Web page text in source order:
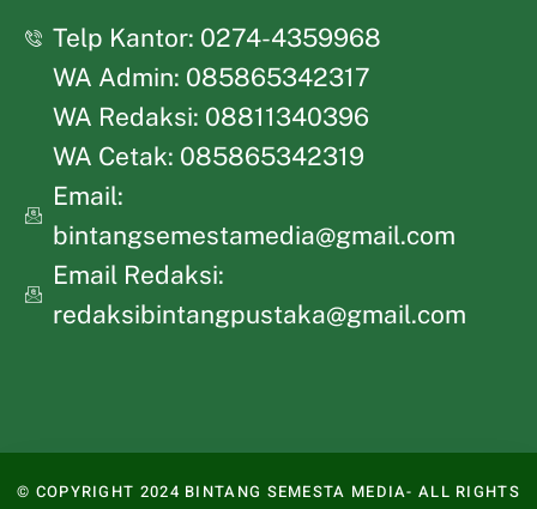
Telp Kantor: 0274-4359968
WA Admin: 085865342317
WA Redaksi: 08811340396
WA Cetak: 085865342319
Email:
bintangsemestamedia@gmail.com
Email Redaksi:
redaksibintangpustaka@gmail.com
© COPYRIGHT 2024 BINTANG SEMESTA MEDIA- ALL RIGHTS